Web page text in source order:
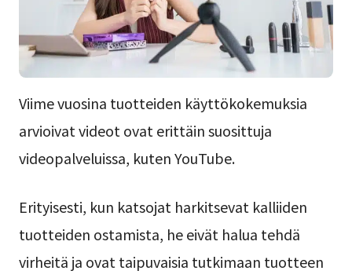
Viime vuosina tuotteiden käyttökokemuksia
arvioivat videot ovat erittäin suosittuja
videopalveluissa, kuten YouTube.
Erityisesti, kun katsojat harkitsevat kalliiden
tuotteiden ostamista, he eivät halua tehdä
virheitä ja ovat taipuvaisia tutkimaan tuotteen